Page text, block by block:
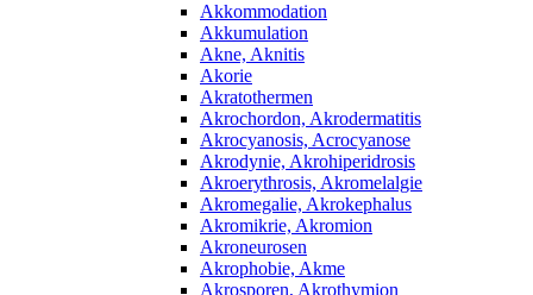
Akkommodation
Akkumulation
Akne, Aknitis
Akorie
Akratothermen
Akrochordon, Akrodermatitis
Akrocyanosis, Acrocyanose
Akrodynie, Akrohiperidrosis
Akroerythrosis, Akromelalgie
Akromegalie, Akrokephalus
Akromikrie, Akromion
Akroneurosen
Akrophobie, Akme
Akrosporen, Akrothymion